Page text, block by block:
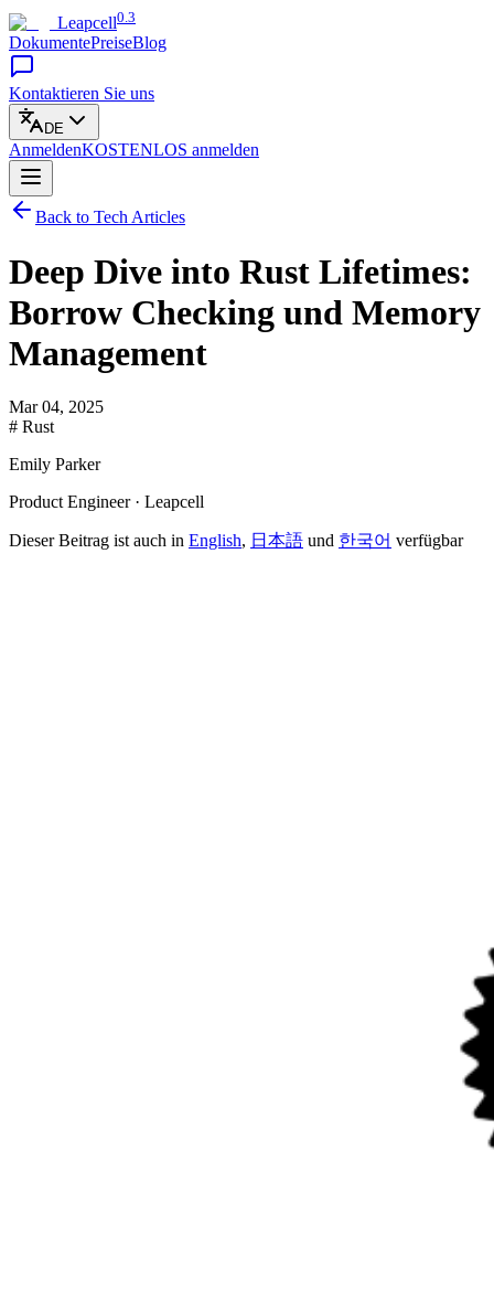
Leapcell0.3
DokumentePreiseBlog
Kontaktieren Sie uns
DE
AnmeldenKOSTENLOS anmelden
Back to Tech Articles
Deep Dive into Rust Lifetimes:
Borrow Checking und Memory
Management
Mar 04, 2025
# Rust
Emily Parker
Product Engineer · Leapcell
Dieser Beitrag ist auch in English, 日本語 und 한국어 verfügbar